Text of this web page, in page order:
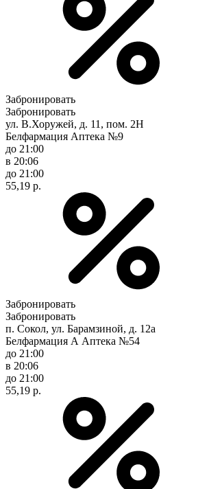
Забронировать
Забронировать
ул. В.Хоружей, д. 11, пом. 2Н
Белфармация Аптека №9
до 21:00
в 20:06
до 21:00
55,19 р.
Забронировать
Забронировать
п. Сокол, ул. Барамзиной, д. 12а
Белфармация А Аптека №54
до 21:00
в 20:06
до 21:00
55,19 р.